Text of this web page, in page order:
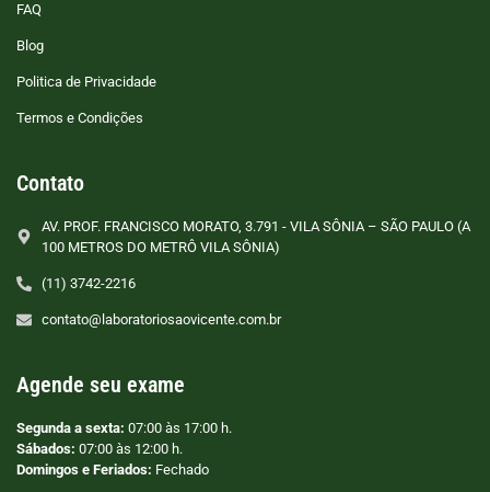
FAQ
Blog
Politica de Privacidade
Termos e Condições
Contato
AV. PROF. FRANCISCO MORATO, 3.791 - VILA SÔNIA – SÃO PAULO (A
100 METROS DO METRÔ VILA SÔNIA)
(11) 3742-2216
contato@laboratoriosaovicente.com.br
Agende seu exame
Segunda a sexta: 07:00 às 17:00 h.
Sábados: 07:00 às 12:00 h.
Domingos e Feriados: Fechado